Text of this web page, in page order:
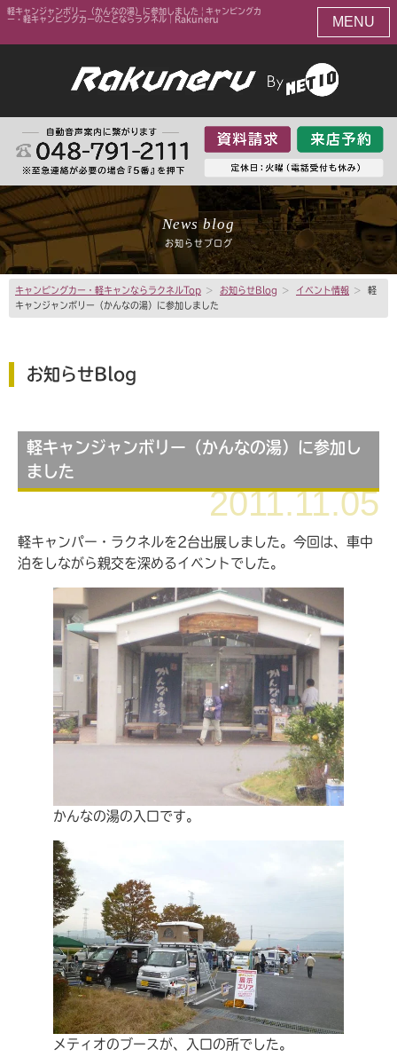
軽キャンジャンボリー（かんなの湯）に参加しました | キャンピングカ
ー・軽キャンピングカーのことならラクネル｜Rakuneru
MENU
News blog
お知らせブログ
キャンピングカー・軽キャンならラクネルTop > お知らせBlog > イベント情報 >
軽
キャンジャンボリー（かんなの湯）に参加しました
お知らせBlog
軽キャンジャンボリー（かんなの湯）に参加し
ました
2011.11.05
軽キャンパー・ラクネルを2台出展しました。今回は、車中
泊をしながら親交を深めるイベントでした。
かんなの湯の入口です。
メティオのブースが、入口の所でした。